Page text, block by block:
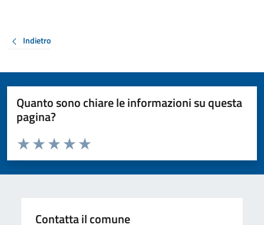
Indietro
Quanto sono chiare le informazioni su questa
pagina?
Valuta da 1 a 5 stelle la pagina
Valuta 5 stelle su 5
Valuta 4 stelle su 5
Valuta 3 stelle su 5
Valuta 2 stelle su 5
Valuta 1 stelle su 5
Contatta il comune